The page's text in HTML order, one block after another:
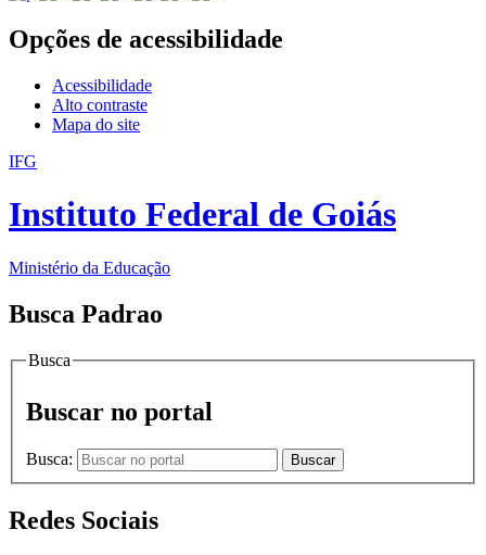
Opções de acessibilidade
Acessibilidade
Alto contraste
Mapa do site
IFG
Instituto Federal de Goiás
Ministério da Educação
Busca Padrao
Busca
Buscar no portal
Busca: Buscar
Redes Sociais